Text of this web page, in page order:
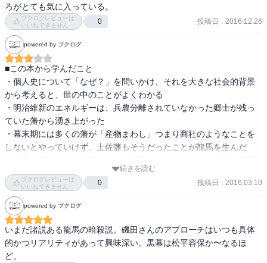
て書く本が面白い。
これからも、トリビア集みたいな手抜きの本を書くより、磯田なら
ではの切り口の本を期待したい。
ろがとても気に入っている。
ブクログレビューは
いいねできません
0 投稿日 : 2016.12.26
powered by ブクログ
■この本から学んだこと
・個人史について「なぜ？」を問いかけ、それを大きな社会的背景
から考えると、世の中のことがよくわかる
・明治維新のエネルギーは、兵農分離されていなかった郷士が残っ
ていた藩から湧き上がった
・幕末期には多くの藩が「産物まわし」つまり商社のようなことを
しないとやっていけず、土佐藩もそうだったことが龍馬を生んだ
の海軍をやぶったこと
・龍馬の才は、政治的変動を商業に転換すること
・龍馬暗殺は会津藩が見廻り組に命じたもの
続きを読む
ブクログレビューは
いいねできません
0 投稿日 : 2016.03.10
powered by ブクログ
いまだ諸説ある龍馬の暗殺説。磯田さんのアプローチはいつも具体
的かつリアリティがあって興味深い。黒幕は松平容保か〜なるほ
ど。